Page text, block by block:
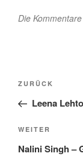
Die
Vorheriger
Beitrag
ZURÜCK
Leena
Nächster
Beitrag
WEITER
Nalini Singh –